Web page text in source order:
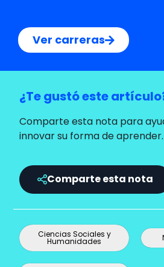
Ver carreras
¿Te gustó este
Comparte esta nota para
innovar su forma de aprender.
Comparte esta nota
Ciencias Sociales y
Humanidades